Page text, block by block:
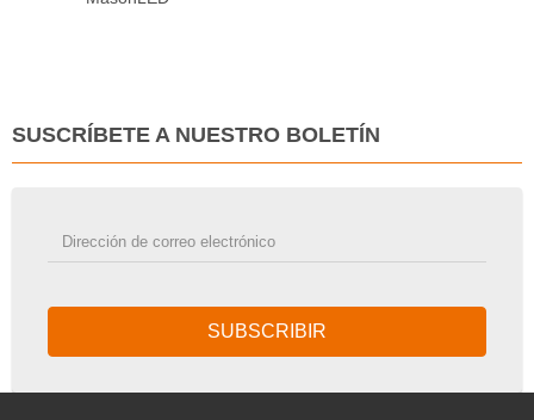
SUSCRÍBETE A NUESTRO BOLETÍN
SUBSCRIBIR